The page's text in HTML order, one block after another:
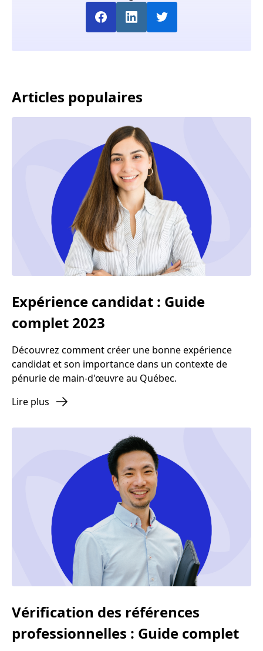
Articles populaires
Expérience candidat : Guide
complet 2023
Découvrez comment créer une bonne expérience
candidat et son importance dans un contexte de
pénurie de main-d'œuvre au Québec.
Lire plus
Vérification des références
professionnelles : Guide complet